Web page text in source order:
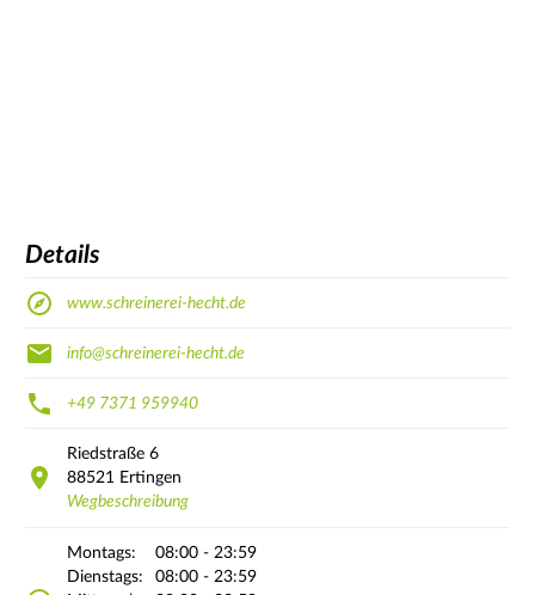
Details
www.schreinerei-hecht.de
info@schreinerei-hecht.de
+49 7371 959940
Riedstraße 6
88521 Ertingen
Wegbeschreibung
Montags:
08:00 - 23:59
Dienstags:
08:00 - 23:59